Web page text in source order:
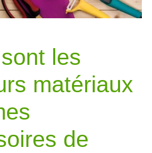
les
matériaux
de